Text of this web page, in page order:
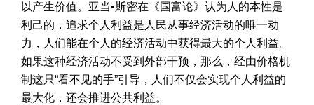
以产生价值。亚当•斯密在《国富论》认为人的本性是
利己的，追求个人利益是人民从事经济活动的唯一动
力，人们能在个人的经济活动中获得最大的个人利益。
如果这种经济活动不受到外部干预，那么，经由价格机
制这只“看不见的手”引导，人们不仅会实现个人利益的
最大化，还会推进公共利益。